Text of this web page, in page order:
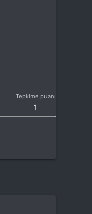
Tepkime puanı
1